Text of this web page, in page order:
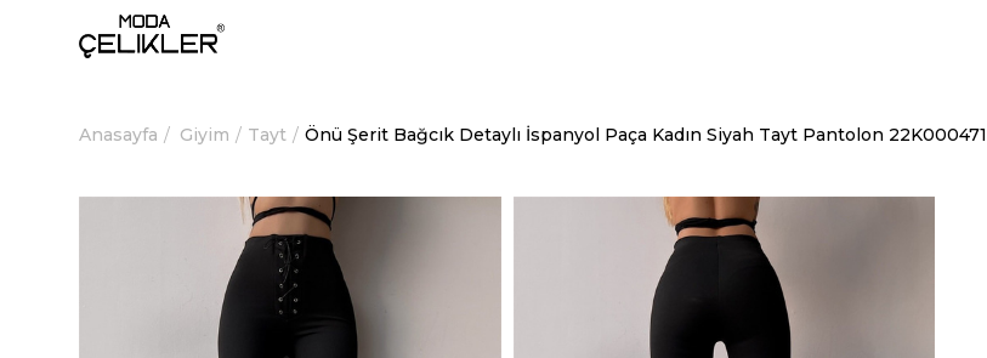
Anasayfa Giyim Tayt Önü Şerit Bağcık Detaylı İspanyol Paça Kadın Siyah Tayt Pantolon 22K000471